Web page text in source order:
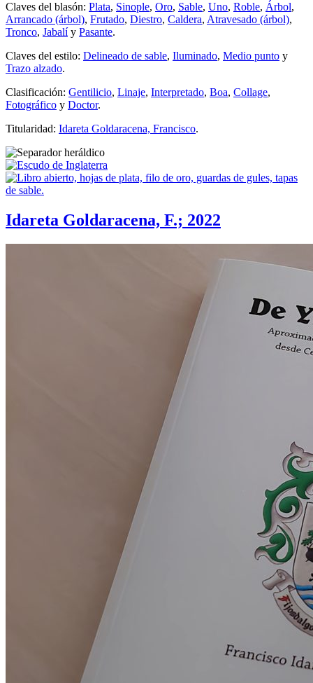
Claves del blasón: Plata, Sinople, Oro, Sable, Uno, Roble, Árbol,
Arrancado (árbol), Frutado, Diestro, Caldera, Atravesado (árbol),
Tronco, Jabalíy Pasante.
Claves del estilo: Delineado de sable, Iluminado, Medio punto y
Trazo alzado.
Clasificación: Gentilicio, Linaje, Interpretado, Boa, Collage,
Fotográfico y Doctor.
Titularidad: Idareta Goldaracena, Francisco.
Idareta Goldaracena, F.; 2022